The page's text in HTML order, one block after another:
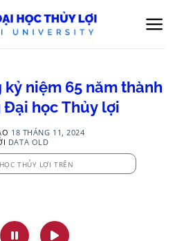
niệm 65 năm thành
học Thủy lợi
18 THÁNG 11, 2024
DATA OLD
THỦY LỢI TRÊN